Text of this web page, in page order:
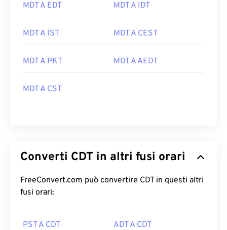
MDT A EDT MDT A IDT
MDT A IST MDT A CEST
MDT A PKT MDT A AEDT
MDT A CST
Converti CDT in altri fusi orari
FreeConvert.com può convertire CDT in questi altri
fusi orari:
PST A CDT ADT A CDT